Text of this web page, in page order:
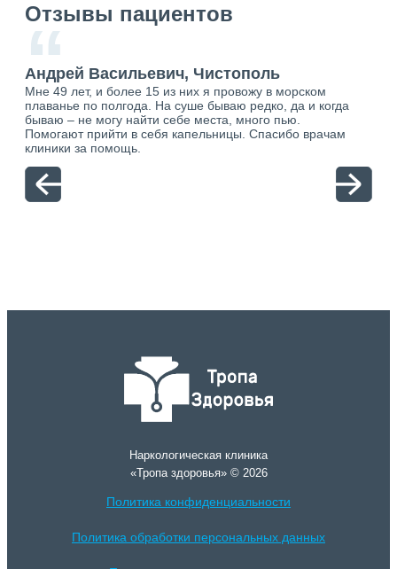
Отзывы пациентов
“
Андрей Васильевич, Чистополь
Мне 49 лет, и более 15 из них я провожу в морском
плаванье по полгода. На суше бываю редко, да и когда
бываю – не могу найти себе места, много пью.
Помогают прийти в себя капельницы. Спасибо врачам
клиники за помощь.
Наркологическая клиника
«Тропа здоровья» © 2026
Политика конфиденциальности
Политика обработки персональных данных